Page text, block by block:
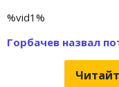
%vid1%
Горбачев назвал